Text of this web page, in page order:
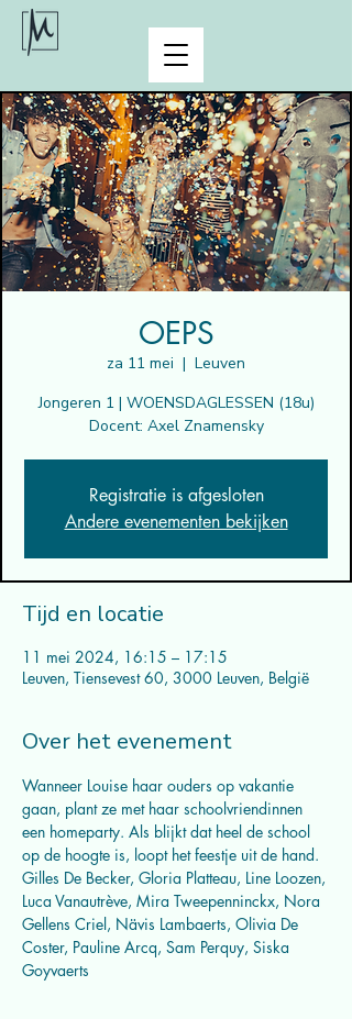
OEPS
za 11 mei
  |
Leuven
Jongeren 1 | WOENSDAGLESSEN (18u)
Docent: Axel Znamensky
Registratie is afgesloten
Andere evenementen bekijken
Tijd en locatie
11 mei 2024, 16:15 – 17:15
Leuven, Tiensevest 60, 3000 Leuven, België
Over het evenement
Wanneer Louise haar ouders op vakantie
gaan, plant ze met haar schoolvriendinnen
een homeparty. Als blijkt dat heel de school
op de hoogte is, loopt het feestje uit de hand.
Gilles De Becker, Gloria Platteau, Line Loozen,
Luca Vanautrève, Mira Tweepenninckx, Nora
Gellens Criel, Nävis Lambaerts, Olivia De
Coster, Pauline Arcq, Sam Perquy, Siska
Goyvaerts